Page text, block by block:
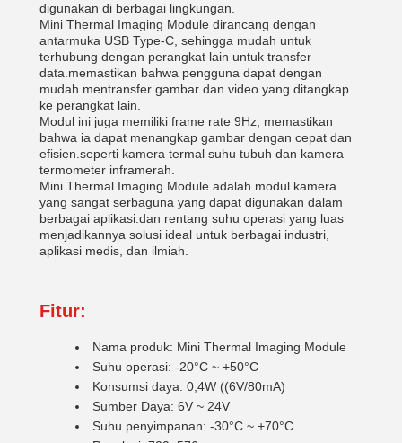
digunakan di berbagai lingkungan.
Mini Thermal Imaging Module dirancang dengan
antarmuka USB Type-C, sehingga mudah untuk
terhubung dengan perangkat lain untuk transfer
data.memastikan bahwa pengguna dapat dengan
mudah mentransfer gambar dan video yang ditangkap
ke perangkat lain.
Modul ini juga memiliki frame rate 9Hz, memastikan
bahwa ia dapat menangkap gambar dengan cepat dan
efisien.seperti kamera termal suhu tubuh dan kamera
termometer inframerah.
Mini Thermal Imaging Module adalah modul kamera
yang sangat serbaguna yang dapat digunakan dalam
berbagai aplikasi.dan rentang suhu operasi yang luas
menjadikannya solusi ideal untuk berbagai industri,
aplikasi medis, dan ilmiah.
Fitur:
Nama produk: Mini Thermal Imaging Module
Suhu operasi: -20°C ~ +50°C
Konsumsi daya: 0,4W ((6V/80mA)
Sumber Daya: 6V ~ 24V
Suhu penyimpanan: -30°C ~ +70°C